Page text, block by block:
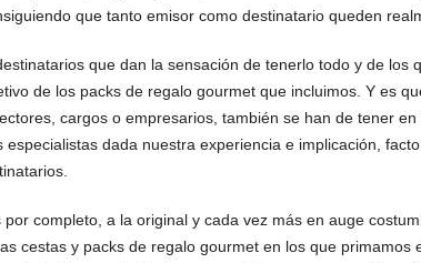
que tanto emisor como destinatario queden
que dan la sensación de tenerlo todo y de
de los packs de regalo gourmet que incluimos. Y es
cargos o empresarios, también se han de tener en
dada nuestra experiencia e implicación,
completo, a la original y cada vez más en auge
cestas y packs de regalo gourmet en los que primamos